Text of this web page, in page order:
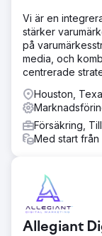
Vi är en
stärker
på
media, och
centrerade
Houston,
Försäkring,
Med start
Allegiant